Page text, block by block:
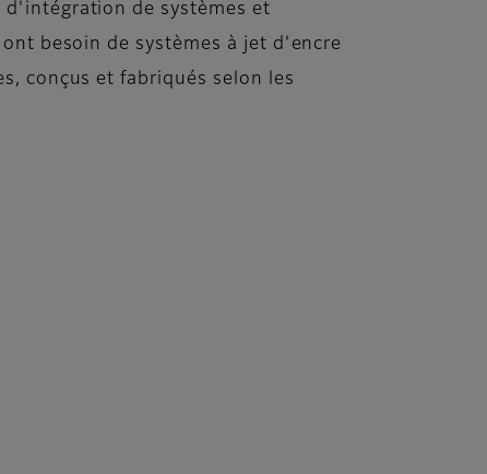
d'intégration de systèmes et
besoin de systèmes à jet d'encre
conçus et fabriqués selon les